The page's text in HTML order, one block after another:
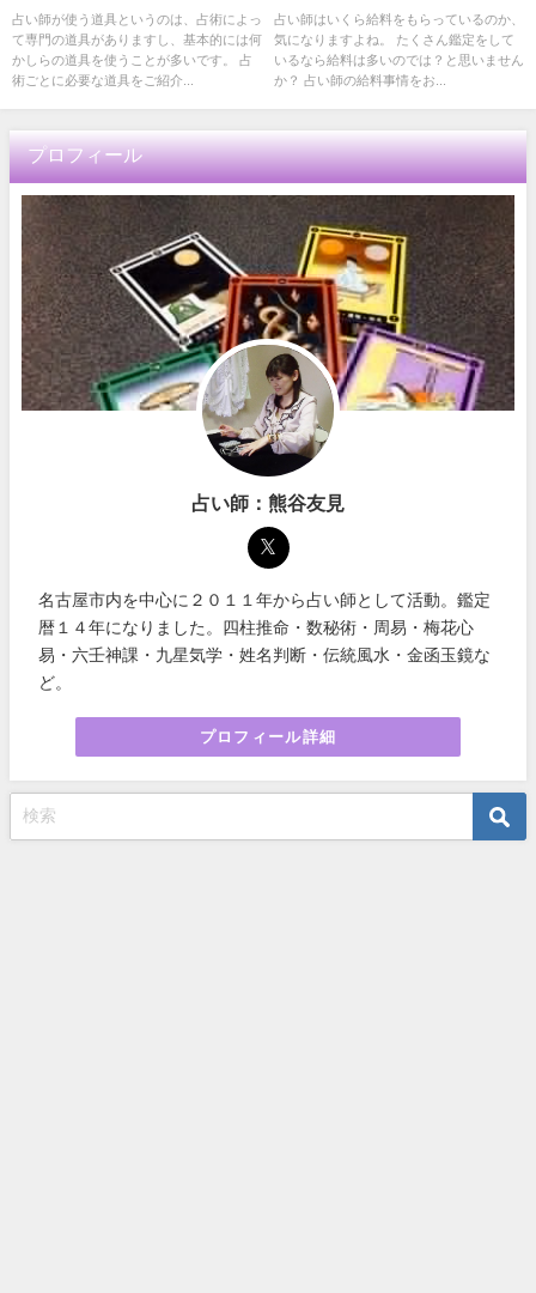
方を解説
占い師が使う道具というのは、占術によっ
て専門の道具がありますし、基本的には何
かしらの道具を使うことが多いです。 占
術ごとに必要な道具をご紹介...
を解説
占い師はいくら給料をもらっているのか、
気になりますよね。 たくさん鑑定をして
いるなら給料は多いのでは？と思いません
か？ 占い師の給料事情をお...
プロフィール
占い師：熊谷友見
名古屋市内を中心に２０１１年から占い師として活動。鑑定
暦１４年になりました。四柱推命・数秘術・周易・梅花心
易・六壬神課・九星気学・姓名判断・伝統風水・金函玉鏡な
ど。
プロフィール詳細